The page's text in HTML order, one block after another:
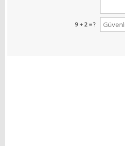
9 + 2 = ?